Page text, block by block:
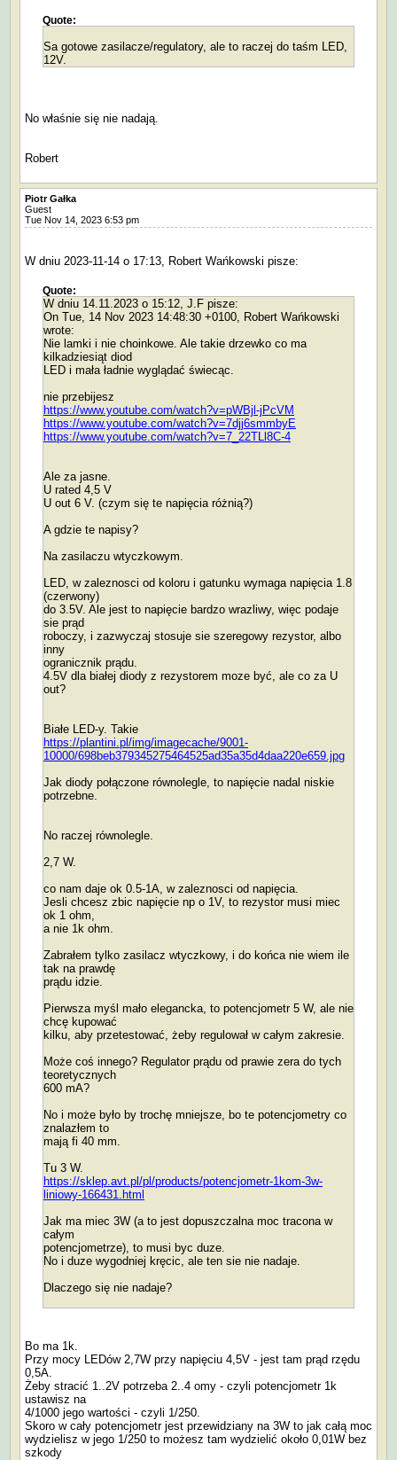
Quote:
Sa gotowe zasilacze/regulatory, ale to raczej do taśm LED,
12V.
No właśnie się nie nadają.
Robert
Piotr Gałka
Guest
Tue Nov 14, 2023 6:53 pm
W dniu 2023-11-14 o 17:13, Robert Wańkowski pisze:
Quote:
W dniu 14.11.2023 o 15:12, J.F pisze:
On Tue, 14 Nov 2023 14:48:30 +0100, Robert Wańkowski
wrote:
Nie lamki i nie choinkowe. Ale takie drzewko co ma
kilkadziesiąt diod
LED i mała ładnie wyglądać świecąc.
nie przebijesz
https://www.youtube.com/watch?v=pWBjl-jPcVM
https://www.youtube.com/watch?v=7djj6smmbyE
https://www.youtube.com/watch?v=7_22TLl8C-4
Ale za jasne.
U rated 4,5 V
U out 6 V. (czym się te napięcia różnią?)
A gdzie te napisy?
Na zasilaczu wtyczkowym.
LED, w zaleznosci od koloru i gatunku wymaga napięcia 1.8
(czerwony)
do 3.5V. Ale jest to napięcie bardzo wrazliwy, więc podaje
sie prąd
roboczy, i zazwyczaj stosuje sie szeregowy rezystor, albo
inny
ogranicznik prądu.
4.5V dla białej diody z rezystorem moze być, ale co za U
out?
Białe LED-y. Takie
https://plantini.pl/img/imagecache/9001-
10000/698beb379345275464525ad35a35d4daa220e659.jpg
Jak diody połączone równolegle, to napięcie nadal niskie
potrzebne.
No raczej równolegle.
2,7 W.
co nam daje ok 0.5-1A, w zaleznosci od napięcia.
Jesli chcesz zbic napięcie np o 1V, to rezystor musi miec
ok 1 ohm,
a nie 1k ohm.
Zabrałem tylko zasilacz wtyczkowy, i do końca nie wiem ile
tak na prawdę
prądu idzie.
Pierwsza myśl mało elegancka, to potencjometr 5 W, ale nie
chcę kupować
kilku, aby przetestować, żeby regulował w całym zakresie.
Może coś innego? Regulator prądu od prawie zera do tych
teoretycznych
600 mA?
No i może było by trochę mniejsze, bo te potencjometry co
znalazłem to
mają fi 40 mm.
Tu 3 W.
https://sklep.avt.pl/pl/products/potencjometr-1kom-3w-
liniowy-166431.html
Jak ma miec 3W (a to jest dopuszczalna moc tracona w
całym
potencjometrze), to musi byc duze.
No i duze wygodniej kręcic, ale ten sie nie nadaje.
Dlaczego się nie nadaje?
Bo ma 1k.
Przy mocy LEDów 2,7W przy napięciu 4,5V - jest tam prąd rzędu
0,5A.
Żeby stracić 1..2V potrzeba 2..4 omy - czyli potencjometr 1k
ustawisz na
4/1000 jego wartości - czyli 1/250.
Skoro w cały potencjometr jest przewidziany na 3W to jak całą moc
wydzielisz w jego 1/250 to możesz tam wydzielić około 0,01W bez
szkody